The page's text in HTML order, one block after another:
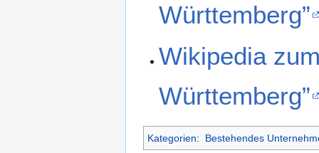
Württemberg”
Wikipedia
Württemberg”
Kategorien: Bestehendes